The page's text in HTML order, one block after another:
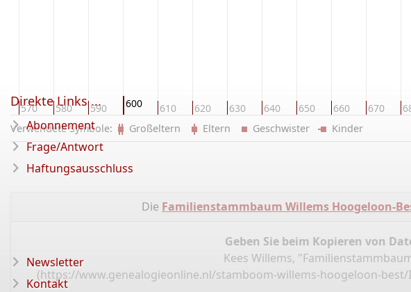
570 580 590 600 610 620 630 640 650 660 670
Verwendete Symbole: Großeltern Eltern Geschwister Kinder
Die Familienstammbaum Willems Hoogeloon-
Geben Sie beim Kopieren von
Kees Willems,
(https://www.genealogieonline.nl/stamboom-willems-hoogeloon-best/
Direkte Links ...
Abonnement
Frage/Antwort
Haftungsausschluss
Newsletter
Kontakt